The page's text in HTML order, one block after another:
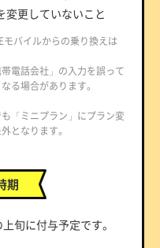
変更していないこと
バイルからの乗り換えは
電話会社」の入力を誤って
る場合があります。
「ミニプラン」にプラン変
となります。
期
旬に付与予定です。